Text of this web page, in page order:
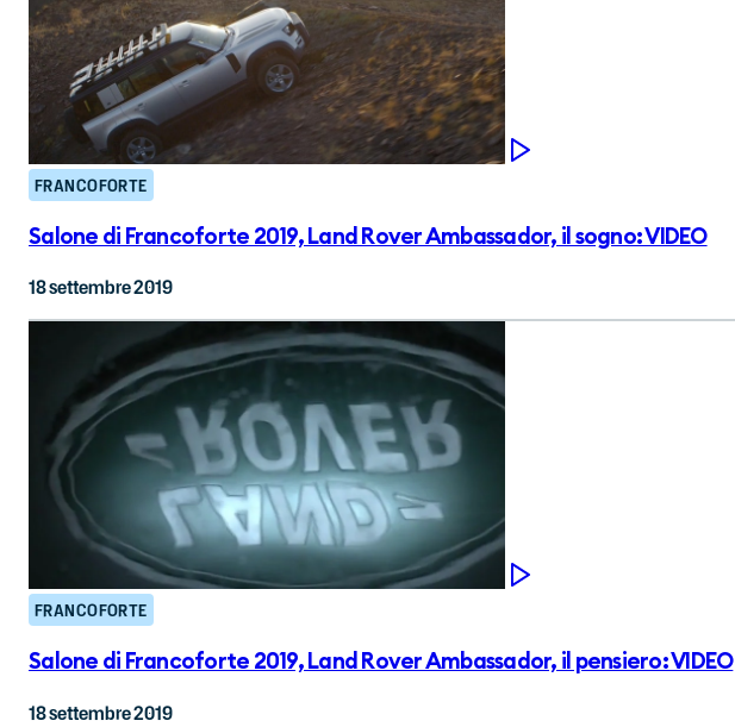
FRANCOFORTE
Salone di Francoforte 2019, Land Rover Ambassador, il sogno: VIDEO
18 settembre 2019
FRANCOFORTE
Salone di Francoforte 2019, Land Rover Ambassador, il pensiero: VIDEO
18 settembre 2019